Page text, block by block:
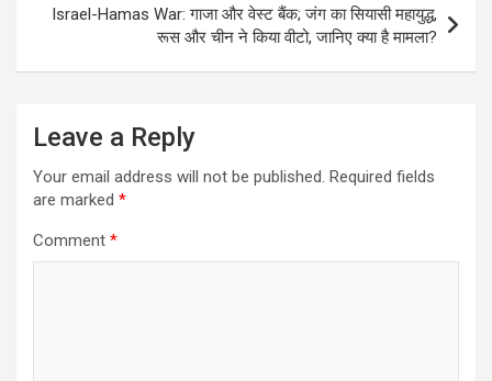
Israel-Hamas War: गाजा और वेस्ट बैंक; जंग का सियासी महायुद्ध,
रूस और चीन ने किया वीटो, जानिए क्या है मामला?
Leave a Reply
Your email address will not be published. Required fields
are marked *
Comment *